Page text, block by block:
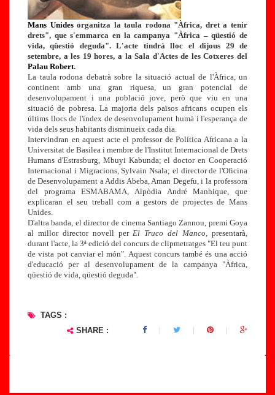
Mans Unidesorganitza la taula rodona "Àfrica, dret a tenir
drets", que s'emmarca en la campanya "Àfrica – qüestió de
vida, qüestió deguda". L'acte tindrà lloc el dijous 29 de
setembre, a les 19 hores, a la Sala d'Actes de les Cotxeres del
Palau Robert.
La taula rodona debatrà sobre la situació actual de l'Àfrica, un
continent amb una gran riquesa, un gran potencial de
desenvolupament i una població jove, però que viu en una
situació de pobresa.La majoria dels països africans ocupen els
últims llocs de l'índex de desenvolupament humà i l'esperança de
vida dels seus habitants disminueix cada dia.
Intervindran en aquest acte el professor de Política Africana a la
Universitat de Basilea i membre de l'Institut Internacional de Drets
Humans d'Estrasburg, Mbuyi Kabunda; el doctor en Cooperació
Internacional i Migracions, Sylvain Nsala; el director de l'Oficina
de Desenvolupament a Addis Abeba, Aman Degefu, i la professora
del programa ESMABAMA, Alpòdia André Manhique, que
explicaran el seu treball com a gestors de projectes de Mans
Unides.
D'altra banda, el director de cinema Santiago Zannou, premi Goya
al millor director novell perEl Truco del Manco, presentarà,
durant l'acte, la 3ª edició del concurs de clipmetratges "El teu punt
de vista pot canviar el món". Aquest concurs també és una acció
d'educació per al desenvolupament de la campanya "Àfrica,
qüestió de vida, qüestió deguda".
TAGS :
SHARE :